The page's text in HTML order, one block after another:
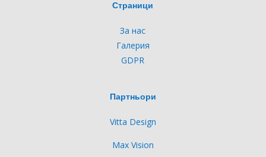
Страници
За нас
Галерия
GDPR
Партньори
Vitta Design
Max Vision